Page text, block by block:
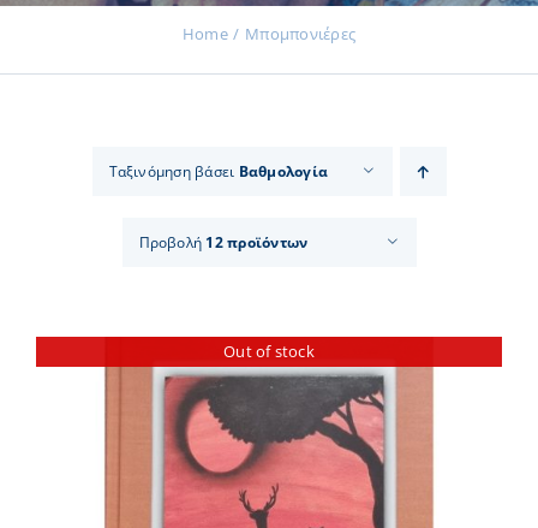
Home Μπομπονιέρες
Ταξινόμηση βάσει Βαθμολογία
Προβολή 12 προϊόντων
Out of stock